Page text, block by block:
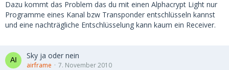
Dazu kommt das Problem das du mit einen Alphacrypt Light nur
Programme eines Kanal bzw Transponder entschlüsseln kannst
und eine nachträgliche Entschlüsselung kann kaum ein Receiver.
Sky ja oder nein
airframe 7. November 2010